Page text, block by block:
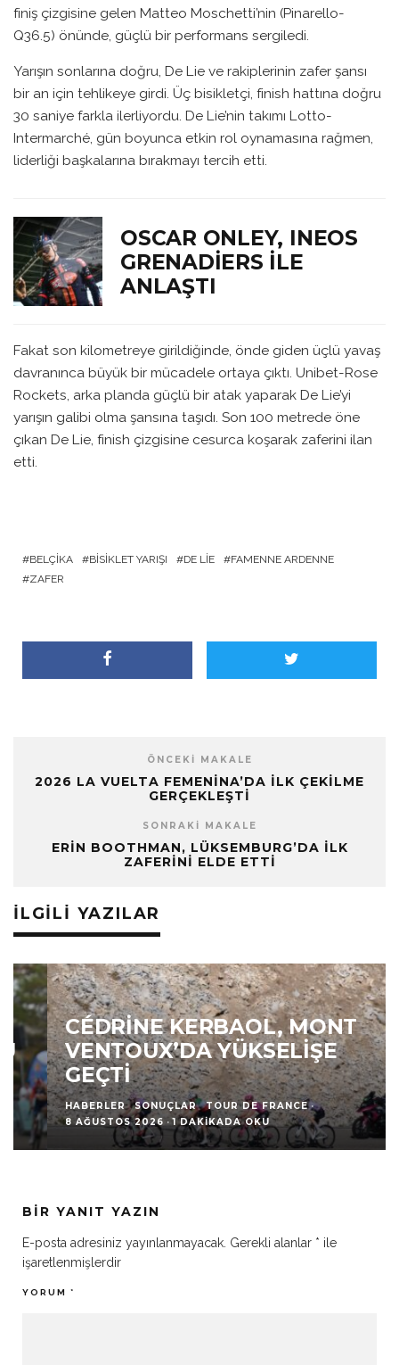
finiş çizgisine gelen Matteo Moschetti’nin (Pinarello-
Q36.5) önünde, güçlü bir performans sergiledi.
Yarışın sonlarına doğru, De Lie ve rakiplerinin zafer şansı
bir an için tehlikeye girdi. Üç bisikletçi, finish hattına doğru
30 saniye farkla ilerliyordu. De Lie’nin takımı Lotto-
Intermarché, gün boyunca etkin rol oynamasına rağmen,
liderliği başkalarına bırakmayı tercih etti.
OSCAR ONLEY, INEOS
GRENADIERS ILE
ANLAŞTI
Fakat son kilometreye girildiğinde, önde giden üçlü yavaş
davranınca büyük bir mücadele ortaya çıktı. Unibet-Rose
Rockets, arka planda güçlü bir atak yaparak De Lie’yi
yarışın galibi olma şansına taşıdı. Son 100 metrede öne
çıkan De Lie, finish çizgisine cesurca koşarak zaferini ilan
etti.
BELÇIKA BISIKLET YARIŞI DE LIE
FAMENNE ARDENNE
ZAFER
ÖNCEKI MAKALE
2026 LA VUELTA FEMENINA’DA İLK ÇEKILME
GERÇEKLEŞTI
SONRAKI MAKALE
ERIN BOOTHMAN, LÜKSEMBURG’DA İLK
ZAFERINI ELDE ETTI
İLGILI YAZILAR
CÉDRINE KERBAOL, MONT
VENTOUX’DA YÜKSELIŞE
GEÇTI
HABERLER SONUÇLAR TOUR DE FRANCE ·
8 AĞUSTOS 2026 · 1 DAKIKADA OKU
BIR YANIT YAZIN
E-posta adresiniz yayınlanmayacak. Gerekli alanlar * ile
işaretlenmişlerdir
YORUM *